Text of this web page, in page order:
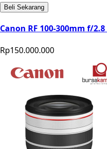
Beli Sekarang
Canon RF 100-300mm f/2.8
Rp150.000.000